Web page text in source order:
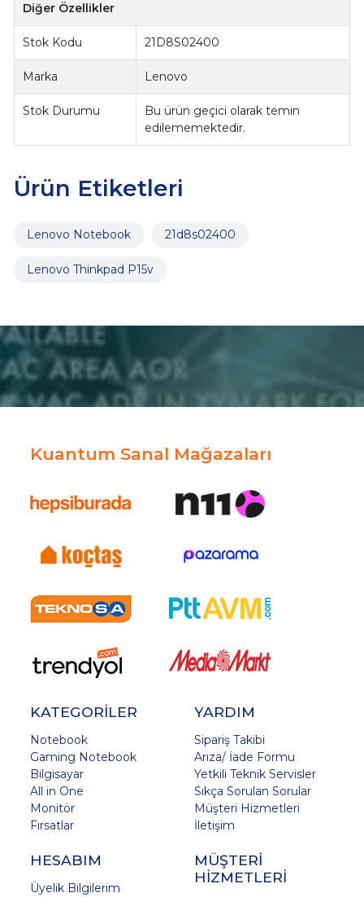
Diğer Özellikler
Stok Kodu 21D8S02400
Marka Lenovo
Stok Durumu
Bu ürün geçici olarak temin
edilememektedir.
Ürün Etiketleri
Lenovo Notebook 21d8s02400
Lenovo Thinkpad P15v
Kuantum Sanal Mağazaları
KATEGORİLER
Notebook
Gaming Notebook
Bilgisayar
All in One
Monitör
Fırsatlar
YARDIM
Sipariş Takibi
Arıza/ İade Formu
Yetkili Teknik Servisler
Sıkça Sorulan Sorular
Müşteri Hizmetleri
İletişim
HESABIM
Üyelik Bilgilerim
MÜŞTERİ
HİZMETLERİ